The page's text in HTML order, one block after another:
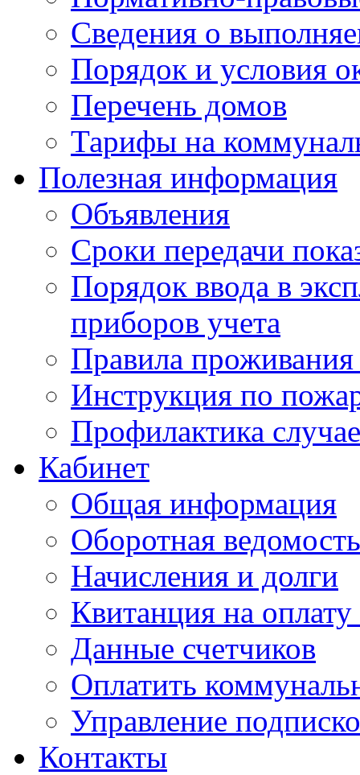
Сведения о
Порядок и условия
Перечень домов
Тарифы на
Полезная информация
Объявления
Сроки передачи
Порядок ввода в
приборов учета
Правила
Инструкция по
Профилактика
Кабинет
Общая информация
Оборотная ведомость
Начисления и долги
Квитанция на
Данные счетчиков
Оплатить
Управление
Контакты